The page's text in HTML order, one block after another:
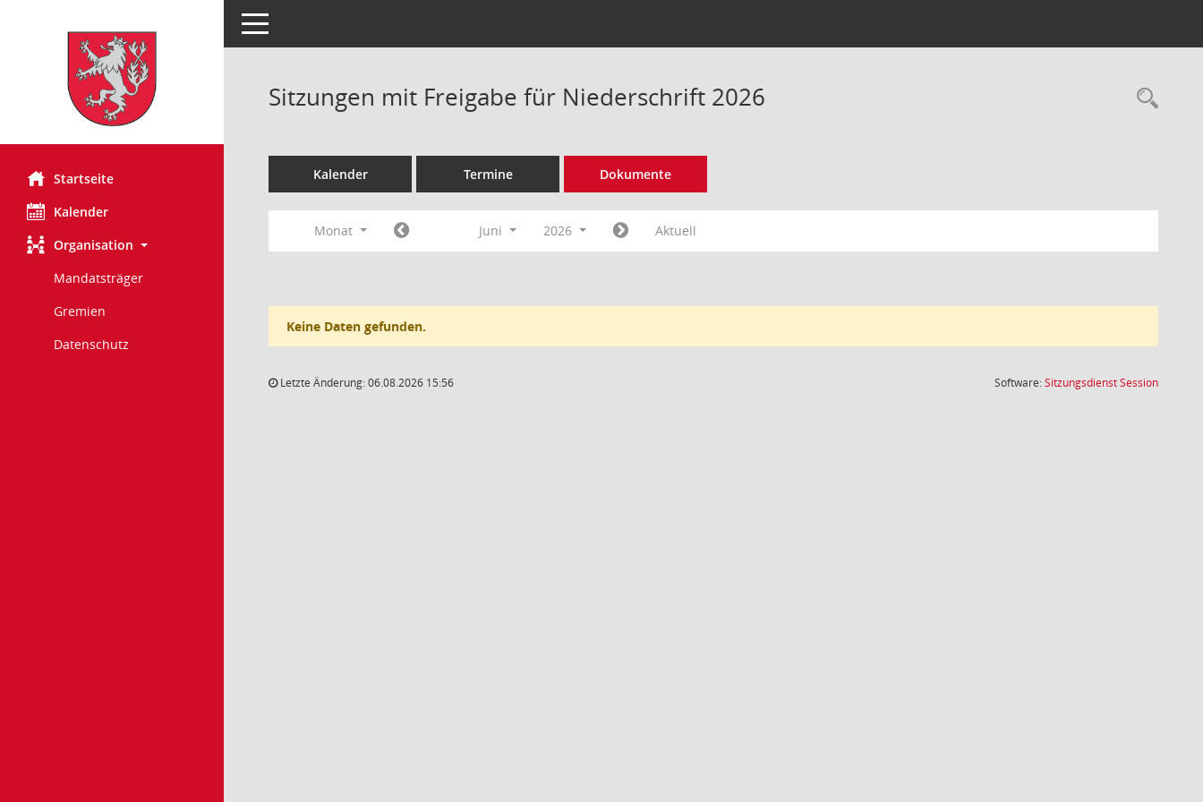
Startseite
Kalender
Organisation
Mandatsträger
Gremien
Datenschutz
Toggle navigation
Sitzungen mit Freigabe für Niederschrift 2026
Kalender Termine Dokumente
Monat Juni 2026 Aktuell
Keine Daten gefunden.
Letzte Änderung: 06.08.2026 15:56 Software:SitzungsdienstSession(Wird in